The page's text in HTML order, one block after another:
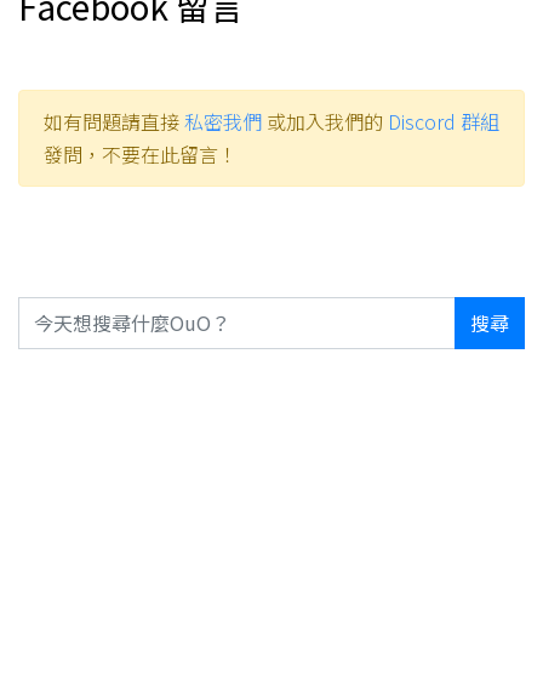
如有問題請直接私密我們 或加入我們的 Discord 群組
發問，不要在此留言！
搜尋